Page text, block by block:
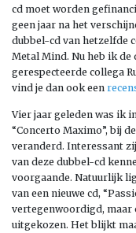
cd moet worden
geen jaar na het
dubbel-cd van hetzelfde
Metal Mind. Nu heb ik
gerespecteerde collega
vind je dan ook een
Vier jaar geleden was ik
“Concerto Maximo”, bij
veranderd. Interessant
van deze dubbel-cd
voorgaande. Natuurlijk
van een nieuwe cd,
vertegenwoordigd, maar
uitgekozen. Het blijkt